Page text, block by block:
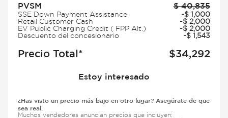
PVSM $ 40,835
SSE Down Payment Assistance -$ 1,000
Retail Customer Cash
-$ 2,000
EV Public Charging Credit ( FPP Alt.)
-$ 2,000
Descuento del concesionario
-$ 1,543
Precio Total* $34,292
Estoy interesado
¿Has visto un precio más bajo en otro lugar? Asegúrate de que
sea real.
Muchos vendedores anuncian precios que incluyen: